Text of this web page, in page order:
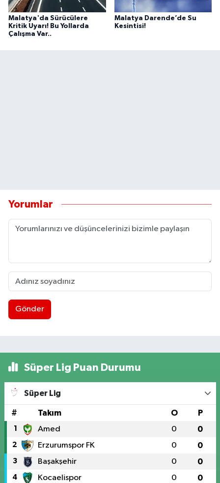
Malatya'da Sürücülere
Kritik Uyarı! Bu Yollarda
Çalışma Var..
Malatya Darende’de Su
Kesintisi!
Yorumlar
Gönder
Süper Lig Puan Durumu
Süper Lig
# Takım O P
1 Amed 0 0
2 Erzurumspor FK 0 0
3 Başakşehir 0 0
4 Kocaelispor 0 0